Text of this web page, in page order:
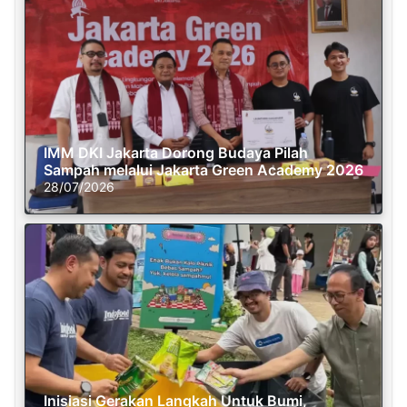
IMM DKI Jakarta Dorong Budaya Pilah
Sampah melalui Jakarta Green Academy 2026
28/07/2026
Inisiasi Gerakan Langkah Untuk Bumi,